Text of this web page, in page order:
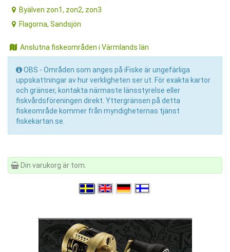
Byälven zon1, zon2, zon3
Flagorna, Sandsjön
Anslutna fiskeområden i Värmlands län
OBS - Områden som anges på iFiske är ungefärliga
uppskattningar av hur verkligheten ser ut. För exakta kartor
och gränser, kontakta närmaste länsstyrelse eller
fiskvårdsföreningen direkt. Yttergränsen på detta
fiskeområde kommer från myndigheternas tjänst
fiskekartan.se.
Din varukorg är tom.